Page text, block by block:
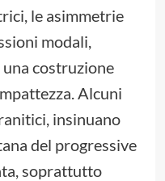
le asimmetrie
modali,
costruzione
Alcuni
insinuano
del progressive
soprattutto